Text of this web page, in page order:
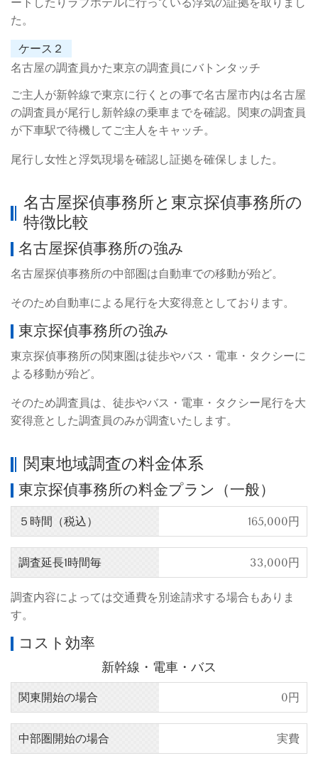
ートしたりラブホテルに行っている浮気の証拠を取りまし
た。
ケース２
名古屋の調査員かた東京の調査員にバトンタッチ
ご主人が新幹線で東京に行くとの事で名古屋市内は名古屋
の調査員が尾行し新幹線の乗車までを確認。関東の調査員
が下車駅で待機してご主人をキャッチ。
尾行し女性と浮気現場を確認し証拠を確保しました。
名古屋探偵事務所と東京探偵事務所の
特徴比較
名古屋探偵事務所の強み
名古屋探偵事務所の中部圏は自動車での移動が殆ど。
そのため自動車による尾行を大変得意としております。
東京探偵事務所の強み
東京探偵事務所の関東圏は徒歩やバス・電車・タクシーに
よる移動が殆ど。
そのため調査員は、徒歩やバス・電車・タクシー尾行を大
変得意とした調査員のみが調査いたします。
関東地域調査の料金体系
東京探偵事務所の料金プラン（一般）
５時間（税込） 165,000円
調査延長1時間毎 33,000円
調査内容によっては交通費を別途請求する場合もありま
す。
コスト効率
新幹線・電車・バス
関東開始の場合 0円
中部圏開始の場合 実費